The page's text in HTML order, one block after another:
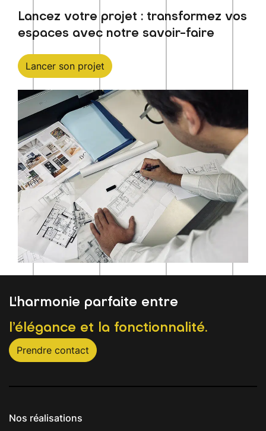
Lancez votre projet : transformez vos
espaces avec notre savoir-faire
Lancer son projet
L'harmonie parfaite entre
l’élégance et la fonctionnalité.
Prendre contact
Nos réalisations